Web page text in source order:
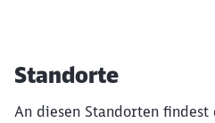
Standorte
An diesen Standorten findest